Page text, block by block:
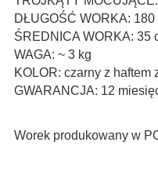
DŁUGOŚĆ WORKA: 180
ŚREDNICA WORKA: 35
WAGA: ~ 3 kg
KOLOR: czarny z haftem
GWARANCJA: 12
Worek produkowany w